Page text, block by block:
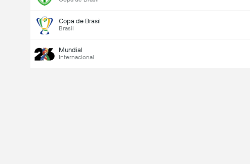
Copa de Brasil
Brasil
Mundial
Internacional